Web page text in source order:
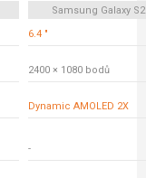
Samsung Galaxy
6.4 "
2400 × 1080 bodů
Dynamic AMOLED 2X
-